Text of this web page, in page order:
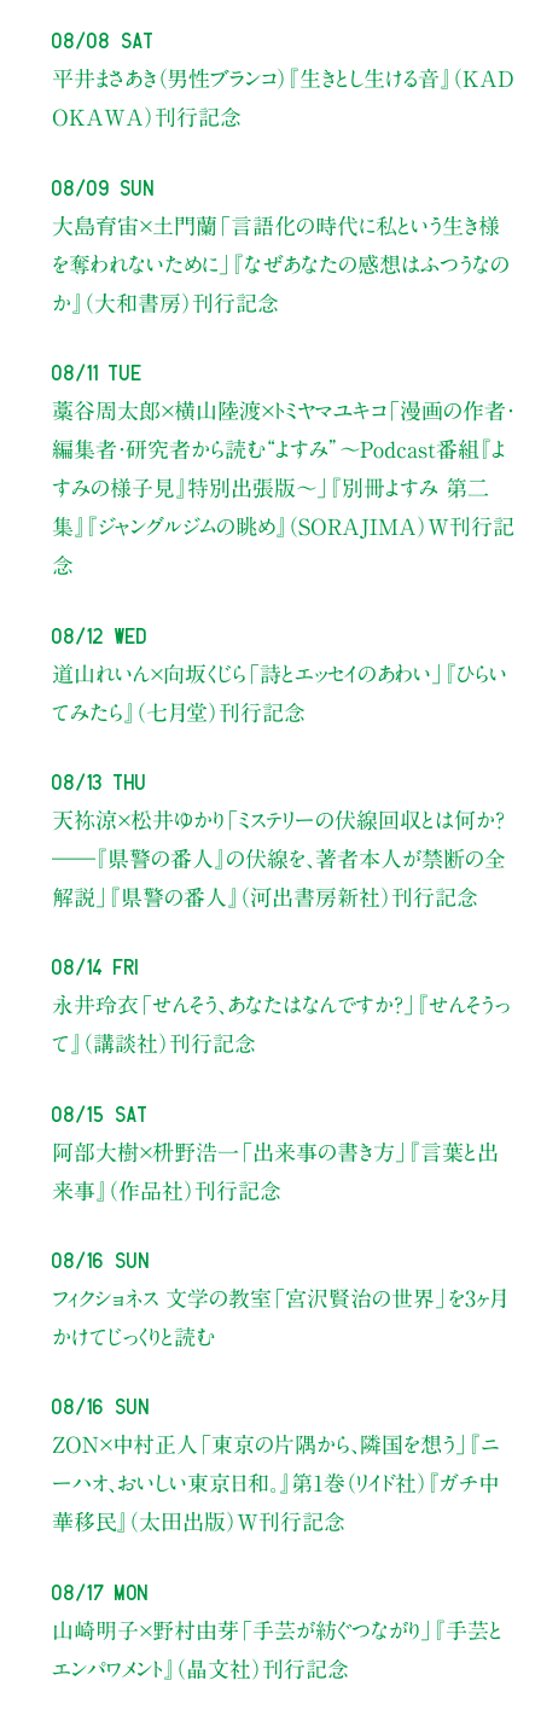
08/08 Sat
平井まさあき（男性ブランコ）
『生きとし生ける音』（KAD
OKAWA）刊行記念
08/09 Sun
大島育宙×土門蘭 「言語化の時代に私という生き様
を奪われないために」
『なぜあなたの感想はふつうなの
か』（大和書房）刊行記念
08/11 Tue
藁谷周太郎×横山陸渡×トミヤマユキコ「漫画の作者・
編集者・研究者から読む“よすみ” 〜Podcast番組『よ
すみの様子見』特別出張版〜」
『別冊よすみ 第二
集』『ジャングルジムの眺め』（SORAJIMA）W刊行記
念
08/12 Wed
道山れいん×向坂くじら 「詩とエッセイのあわい」
『ひらい
てみたら』（七月堂）刊行記念
08/13 Thu
天祢涼×松井ゆかり 「ミステリーの伏線回収とは何か？
――『県警の番人』の伏線を、著者本人が禁断の全
解説」
『県警の番人』（河出書房新社）刊行記念
08/14 Fri
永井玲衣 「せんそう、あなたはなんですか？」
『せんそうっ
て』（講談社）刊行記念
08/15 Sat
阿部大樹×枡野浩一 「出来事の書き方」
『言葉と出
来事』（作品社）刊行記念
08/16 Sun
フィクショネス 文学の教室 「宮沢賢治の世界」を3ヶ月
かけてじっくりと読む
08/16 Sun
ZON×中村正人 「東京の片隅から、隣国を想う」
『ニ
ーハオ、おいしい東京日和。』第1巻（リイド社）
『ガチ中
華移民』（太田出版）W刊行記念
08/17 Mon
山崎明子×野村由芽 「手芸が紡ぐつながり」
『手芸と
エンパワメント』（晶文社）刊行記念